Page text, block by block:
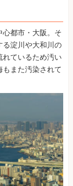
心都市・大阪。そ
る淀川や大和川の
ているため汚い
また汚染されて